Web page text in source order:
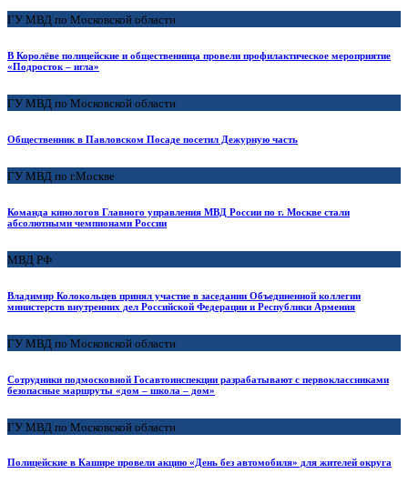
ГУ МВД по Московской области
В Королёве полицейские и общественница провели профилактическое мероприятие
«Подросток – игла»
ГУ МВД по Московской области
Общественник в Павловском Посаде посетил Дежурную часть
ГУ МВД по г.Москве
Команда кинологов Главного управления МВД России по г. Москве стали
абсолютными чемпионами России
МВД РФ
Владимир Колокольцев принял участие в заседании Объединенной коллегии
министерств внутренних дел Российской Федерации и Республики Армения
ГУ МВД по Московской области
Сотрудники подмосковной Госавтоинспекции разрабатывают с первоклассниками
безопасные маршруты «дом – школа – дом»
ГУ МВД по Московской области
Полицейские в Кашире провели акцию «День без автомобиля» для жителей округа